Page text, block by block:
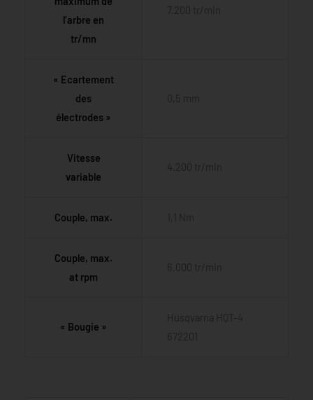
l’arbre en
tr/mn
7.200 tr/min
« Ecartement
des
électrodes »
0,5 mm
Vitesse
variable
4.200 tr/min
Couple, max. 1,1 Nm
Couple, max.
at rpm
6.000 tr/min
« Bougie »
Husqvarna HQT-4
672201